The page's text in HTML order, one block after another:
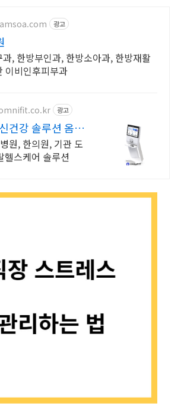
광고
, 한방부인과, 한방소아과, 한방재활
이비인후피부과
광고
건강 솔루션 옴니
원, 한의원, 기관 도
헬스케어 솔루션